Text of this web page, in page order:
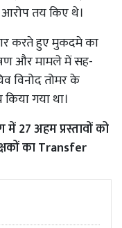
तय किए थे।
करते हुए मुकदमे का
और मामले में सह-
विनोद तोमर के
गया था।
27 अहम प्रस्तावों को
का Transfer